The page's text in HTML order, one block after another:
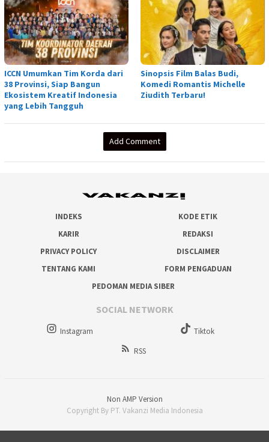
ICCN Umumkan Tim Korda dari
38 Provinsi, Siap Bangun
Ekosistem Kreatif Indonesia
yang Lebih Tangguh
Sinopsis Film Balas Budi,
Komedi Romantis Michelle
Ziudith Terbaru!
Add Comment
INDEKS
KODE ETIK
KARIR
REDAKSI
PRIVACY POLICY
DISCLAIMER
TENTANG KAMI
FORM PENGADUAN
PEDOMAN MEDIA SIBER
SOCIAL NETWORK
Instagram
Tiktok
RSS
Non AMP Version
Copyright By PT. Vakanzi Media Indonesia